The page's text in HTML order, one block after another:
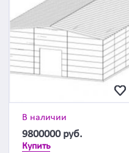
В наличии
9800000 руб.
Купить